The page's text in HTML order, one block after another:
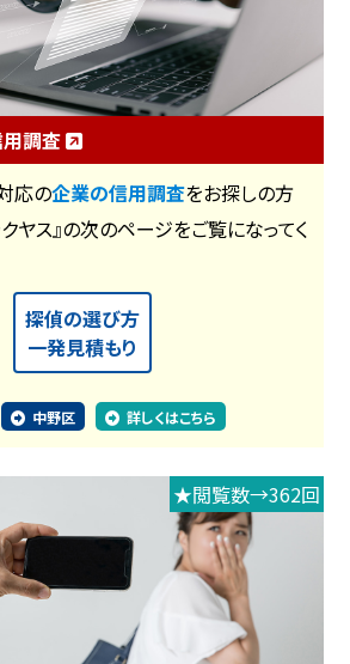
用調査
応の企業の信用調査をお探しの方
ヤス』の次のページをご覧になってく
探偵の選び方
一発見積もり
中野区 詳しくはこちら
★閲覧数→362回